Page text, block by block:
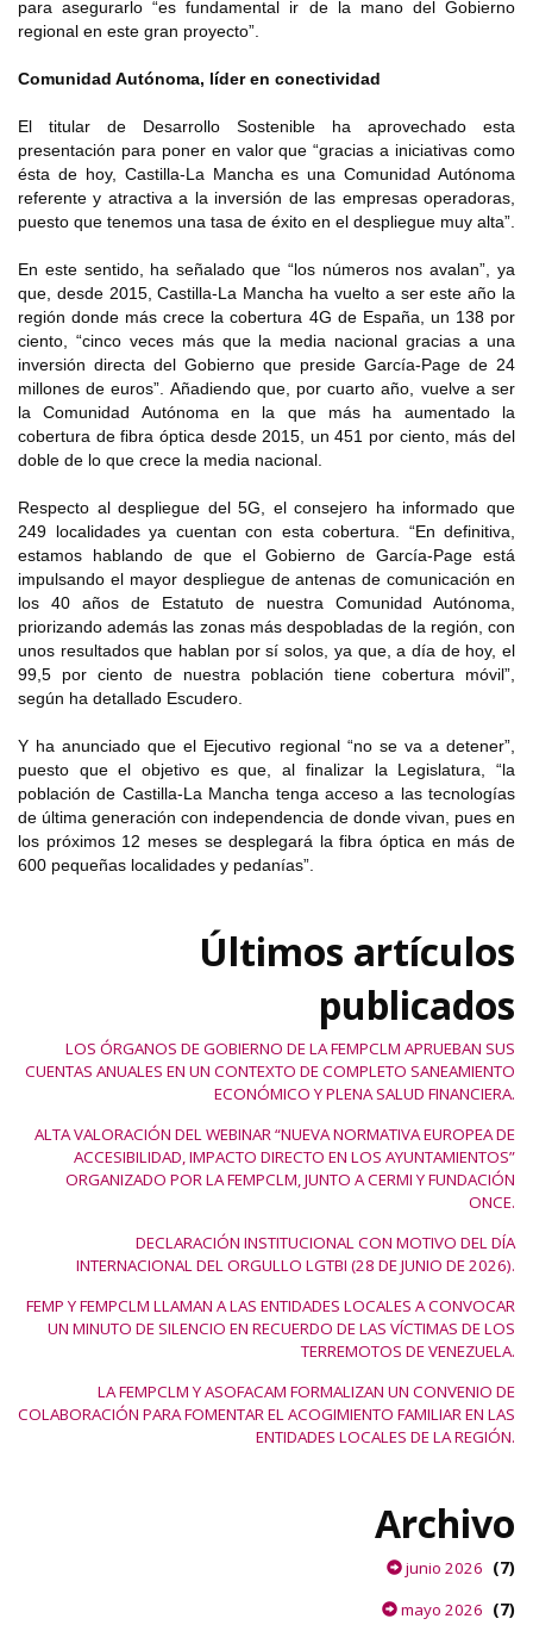
para asegurarlo “es fundamental ir de la mano del Gobierno
regional en este gran proyecto”.
Comunidad Autónoma, líder en conectividad
El titular de Desarrollo Sostenible ha aprovechado esta
presentación para poner en valor que “gracias a iniciativas como
ésta de hoy, Castilla-La Mancha es una Comunidad Autónoma
referente y atractiva a la inversión de las empresas operadoras,
puesto que tenemos una tasa de éxito en el despliegue muy alta”.
En este sentido, ha señalado que “los números nos avalan”, ya
que, desde 2015, Castilla-La Mancha ha vuelto a ser este año la
región donde más crece la cobertura 4G de España, un 138 por
ciento, “cinco veces más que la media nacional gracias a una
inversión directa del Gobierno que preside García-Page de 24
millones de euros”. Añadiendo que, por cuarto año, vuelve a ser
la Comunidad Autónoma en la que más ha aumentado la
cobertura de fibra óptica desde 2015, un 451 por ciento, más del
doble de lo que crece la media nacional.
Respecto al despliegue del 5G, el consejero ha informado que
249 localidades ya cuentan con esta cobertura. “En definitiva,
estamos hablando de que el Gobierno de García-Page está
impulsando el mayor despliegue de antenas de comunicación en
los 40 años de Estatuto de nuestra Comunidad Autónoma,
priorizando además las zonas más despobladas de la región, con
unos resultados que hablan por sí solos, ya que, a día de hoy, el
99,5 por ciento de nuestra población tiene cobertura móvil”,
según ha detallado Escudero.
Y ha anunciado que el Ejecutivo regional “no se va a detener”,
puesto que el objetivo es que, al finalizar la Legislatura, “la
población de Castilla-La Mancha tenga acceso a las tecnologías
de última generación con independencia de donde vivan, pues en
los próximos 12 meses se desplegará la fibra óptica en más de
600 pequeñas localidades y pedanías”.
Últimos artículos
publicados
LOS ÓRGANOS DE GOBIERNO DE LA FEMPCLM APRUEBAN SUS
CUENTAS ANUALES EN UN CONTEXTO DE COMPLETO SANEAMIENTO
ECONÓMICO Y PLENA SALUD FINANCIERA.
ALTA VALORACIÓN DEL WEBINAR “NUEVA NORMATIVA EUROPEA DE
ACCESIBILIDAD, IMPACTO DIRECTO EN LOS AYUNTAMIENTOS”
ORGANIZADO POR LA FEMPCLM, JUNTO A CERMI Y FUNDACIÓN
ONCE.
DECLARACIÓN INSTITUCIONAL CON MOTIVO DEL DÍA
INTERNACIONAL DEL ORGULLO LGTBI (28 DE JUNIO DE 2026).
FEMP Y FEMPCLM LLAMAN A LAS ENTIDADES LOCALES A CONVOCAR
UN MINUTO DE SILENCIO EN RECUERDO DE LAS VÍCTIMAS DE LOS
TERREMOTOS DE VENEZUELA.
LA FEMPCLM Y ASOFACAM FORMALIZAN UN CONVENIO DE
COLABORACIÓN PARA FOMENTAR EL ACOGIMIENTO FAMILIAR EN LAS
ENTIDADES LOCALES DE LA REGIÓN.
Archivo
junio 2026 (7)
mayo 2026 (7)